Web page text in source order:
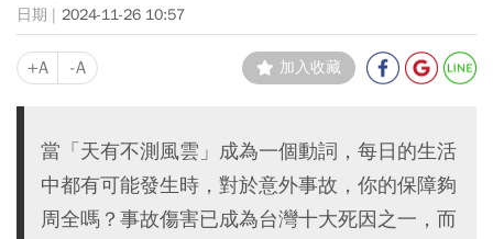
2024-11-26 10:57
+A -A 加入收藏
當「天有不測風雲」成為一個動詞，每日的生活
中都有可能發生時，對於意外事故，你的保障夠
周全嗎？事故傷害已成為台灣十大死因之一，而